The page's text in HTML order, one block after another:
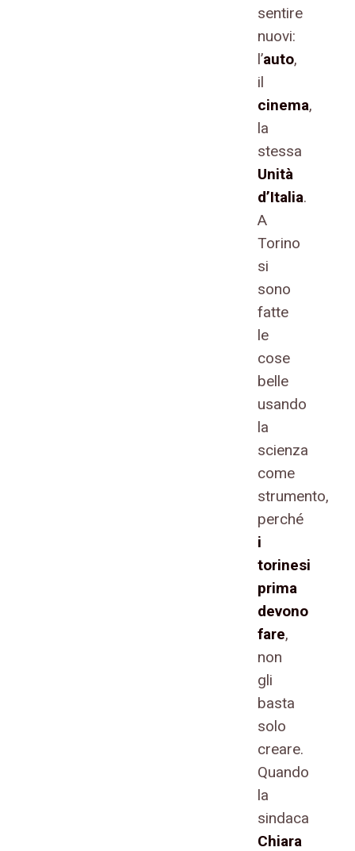
sentire
nuovi:
l’auto,
il
cinema,
la
stessa
Unità
d’Italia.
A
Torino
si
sono
fatte
le
cose
belle
usando
la
scienza
come
strumento,
perché
i
torinesi
prima
devono
fare,
non
gli
basta
solo
creare.
Quando
la
sindaca
Chiara